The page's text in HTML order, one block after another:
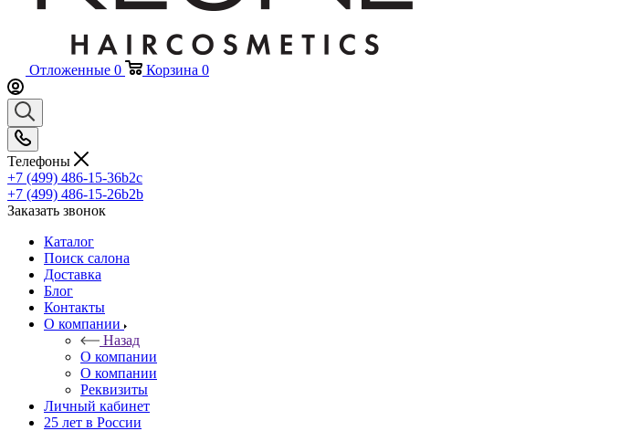
Отложенные 0 Корзина 0
Телефоны
+7 (499) 486-15-36b2c
+7 (499) 486-15-26b2b
Заказать звонок
Каталог
Поиск салона
Доставка
Блог
Контакты
О компании
Назад
О компании
О компании
Реквизиты
Личный кабинет
25 лет в России